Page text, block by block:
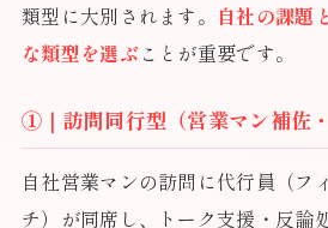
類型に大別されます。 自社の課題
な類型を選ぶことが重要です。
①｜訪問同行型（営業マン補佐・
自社営業マンの訪問に代行員（フ
チ）が同席し、トーク支援・反論